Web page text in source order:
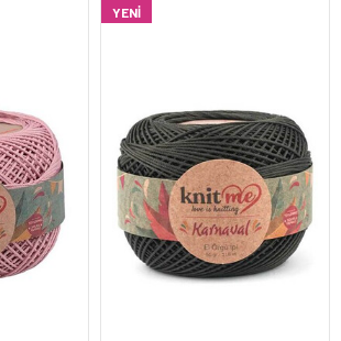
YENI